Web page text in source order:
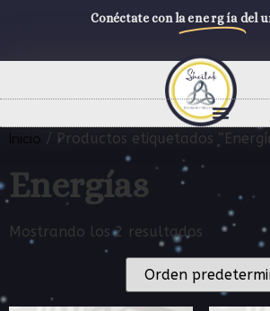
Conéctate con la energía del
Inicio / Productos etiquetados
Energías
Mostrando los 2 resultados